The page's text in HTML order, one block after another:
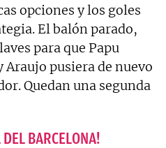
opciones y los goles
El balón parado,
para que Papu
Araujo pusiera de nuevo
Quedan una segunda
BARCELONA!